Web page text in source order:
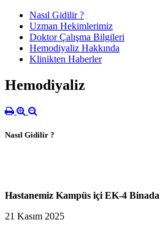
Nasıl Gidilir ?
Uzman Hekimlerimiz
Doktor Çalışma Bilgileri
Hemodiyaliz Hakkında
Klinikten Haberler
Hemodiyaliz
Nasıl Gidilir ?
Hastanemiz Kampüs içi EK-4
21 Kasım 2025